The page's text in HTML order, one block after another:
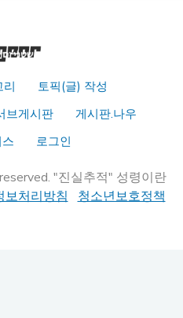
리
토픽(글) 작성
브게시판
게시판.나우
로그인
"진실추적" 성령이란
보처리방침 청소년보호정책